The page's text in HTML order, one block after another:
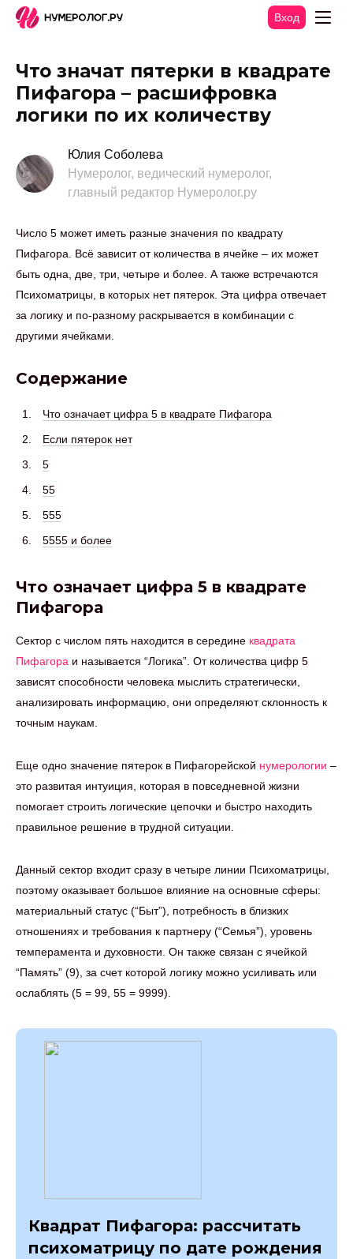
Вход
Что значат пятерки в квадрате
Пифагора – расшифровка
логики по их количеству
Юлия Соболева
Нумеролог, ведический нумеролог,
главный редактор Нумеролог.ру
Число 5 может иметь разные значения по квадрату
Пифагора. Всё зависит от количества в ячейке – их может
быть одна, две, три, четыре и более. А также встречаются
Психоматрицы, в которых нет пятерок. Эта цифра отвечает
за логику и по-разному раскрывается в комбинации с
другими ячейками.
Содержание
Что означает цифра 5 в квадрате Пифагора
Если пятерок нет
5
55
555
5555 и более
Что означает цифра 5 в квадрате
Пифагора
Сектор с числом пять находится в середине квадрата
Пифагора и называется “Логика”. От количества цифр 5
зависят способности человека мыслить стратегически,
анализировать информацию, они определяют склонность к
точным наукам.
Еще одно значение пятерок в Пифагорейской нумерологии –
это развитая интуиция, которая в повседневной жизни
помогает строить логические цепочки и быстро находить
правильное решение в трудной ситуации.
Данный сектор входит сразу в четыре линии Психоматрицы,
поэтому оказывает большое влияние на основные сферы:
материальный статус (“Быт”), потребность в близких
отношениях и требования к партнеру (“Семья”), уровень
темперамента и духовности. Он также связан с ячейкой
“Память” (9), за счет которой логику можно усиливать или
ослаблять (5 = 99, 55 = 9999).
Квадрат Пифагора: рассчитать
психоматрицу по дате рождения